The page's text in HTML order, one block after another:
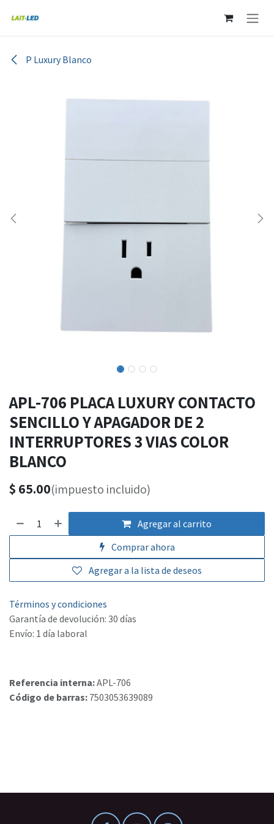
P Luxury Blanco
APL-706 PLACA LUXURY CONTACTO
SENCILLO Y APAGADOR DE 2
INTERRUPTORES 3 VIAS COLOR
BLANCO
$ 65.00(impuesto incluido)
Agregar al carrito
Comprar ahora
Agregar a la lista de deseos
Términos y condiciones
Garantía de devolución: 30 días
Envío: 1 día laboral
Referencia interna:APL-706
Código de barras: 7503053639089